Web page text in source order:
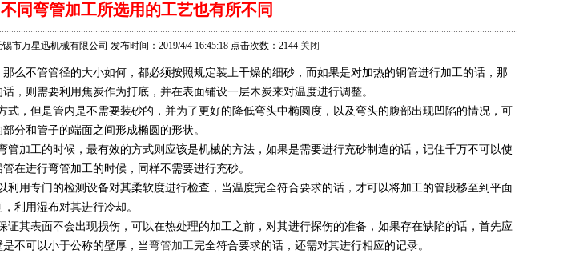
不同弯管加工所选用的工艺也有所不同
市万星迅机械有限公司 发布时间：2019/4/4 16:45:18 点击次数：2144 关闭
么不管管径的大小如何，都必须按照规定装上干燥的细砂，而如果是对加热的铜管进行加工的话，那
，则需要利用焦炭作为打底，并在表面铺设一层木炭来对温度进行调整。
式，但是管内是不需要装砂的，并为了更好的降低弯头中椭圆度，以及弯头的腹部出现凹陷的情况，可
分和管子的端面之间形成椭圆的形状。
管加工的时候，最有效的方式则应该是机械的方法，如果是需要进行充砂制造的话，记住千万不可以使
在进行弯管加工的时候，同样不需要进行充砂。
用专门的检测设备对其柔软度进行检查，当温度完全符合要求的话，才可以将加工的管段移至到平面
利用湿布对其进行冷却。
证其表面不会出现损伤，可以在热处理的加工之前，对其进行探伤的准备，如果存在缺陷的话，首先应
不可以小于公称的壁厚，当弯管加工完全符合要求的话，还需对其进行相应的记录。